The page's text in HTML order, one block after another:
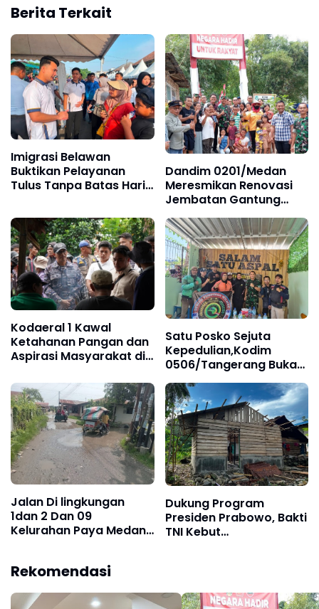
Berita Terkait
Imigrasi Belawan
Buktikan Pelayanan
Tulus Tanpa Batas Hari
Dandim 0201/Medan
Meresmikan Renovasi
Jembatan Gantung
Panigara, Akses Warga
Polonia Kembali Lancar
Kodaeral 1 Kawal
Ketahanan Pangan dan
Aspirasi Masyarakat di
Satu Posko Sejuta
Kepedulian,Kodim
0506/Tangerang Buka
Shelter Grab sebagai
Ruang Komunikasi Baru
Wujudkan Kamtibmas‎
Jalan Di lingkungan
1dan 2 Dan 09
Kelurahan Paya Medan
dari Dinas SDABMBK
Dukung Program
Presiden Prabowo, Bakti
TNI Kebut
Rekomendasi